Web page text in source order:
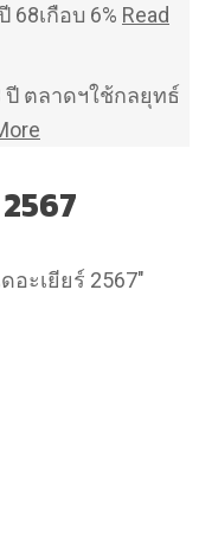
เกือบ 6% Read
ปี ตลาดฯใช้กลยุทธ์
อะเยียร์ 2567"